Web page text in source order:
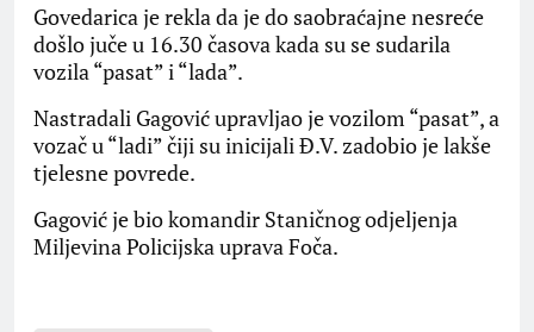
Govedarica je rekla da je do saobraćajne nesreće
došlo juče u 16.30 časova kada su se sudarila
vozila “pasat” i “lada”.
Nastradali Gagović upravljao je vozilom “pasat”, a
vozač u “ladi” čiji su inicijali Đ.V. zadobio je lakše
tjelesne povrede.
Gagović je bio komandir Staničnog odjeljenja
Miljevina Policijska uprava Foča.